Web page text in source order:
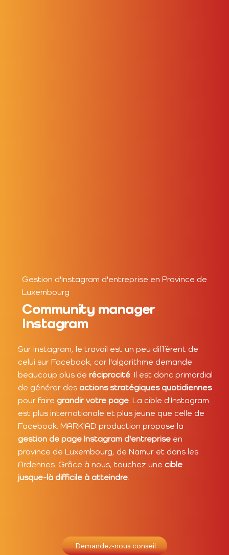
Gestion d'Instagram d'entreprise en Province de
Luxembourg
Community manager
Instagram
Sur Instagram, le travail est un peu différent de
celui sur Facebook, car l'algorithme demande
beaucoup plus de réciprocité. Il est donc primordial
de générer des actions stratégiques quotidiennes
pour faire grandir votre page. La cible d'Instagram
est plus internationale et plus jeune que celle de
Facebook. MARK'AD production propose la
gestion de page Instagram d'entrepriseen
province de Luxembourg, de Namur et dans les
Ardennes. Grâce à nous, touchez une cible
jusque-là difficile à atteindre.
Demandez-nous conseil